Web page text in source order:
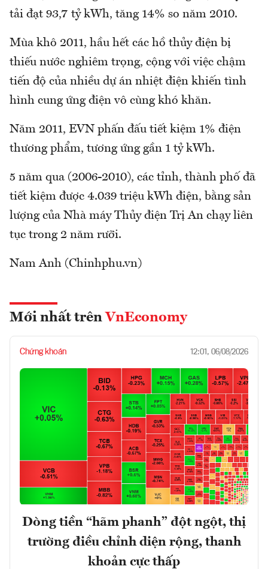
tải đạt 93,7 tỷ kWh, tăng 14% so năm 2010.
Mùa khô 2011, hầu hết các hồ thủy điện bị
thiếu nước nghiêm trọng, cộng với việc chậm
tiến độ của nhiều dự án nhiệt điện khiến tình
hình cung ứng điện vô cùng khó khăn.
Năm 2011, EVN phấn đấu tiết kiệm 1% điện
thương phẩm, tương ứng gần 1 tỷ kWh.
5 năm qua (2006-2010), các tỉnh, thành phố đã
tiết kiệm được 4.039 triệu kWh điện, bằng sản
lượng của Nhà máy Thủy điện Trị An chạy liên
tục trong 2 năm rưỡi.
Nam Anh (Chinhphu.vn)
Mới nhất trên VnEconomy
Chứng khoán 12:01, 06/08/2026
Dòng tiền “hãm phanh” đột ngột, thị
trường điều chỉnh diện rộng, thanh
khoản cực thấp